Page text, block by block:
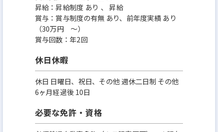
昇給：昇給制度 あり 、 昇給
賞与：賞与制度の有無 あり、前年度実績 あり
（30万円 ～）
賞与回数：年2回
休日休暇
休日 日曜日、祝日、その他 週休二日制 その他
6ヶ月経過後 10日
必要な免許・資格